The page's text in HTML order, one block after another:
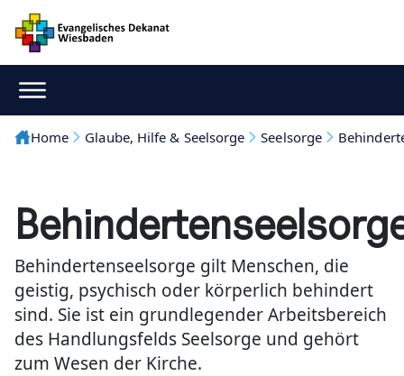
Home Glaube, Hilfe & Seelsorge Seelsorge
Behindertenseelsorge gilt Menschen, die
geistig, psychisch oder körperlich behindert
sind. Sie ist ein grundlegender Arbeitsbereich
des Handlungsfelds Seelsorge und gehört
zum Wesen der Kirche.